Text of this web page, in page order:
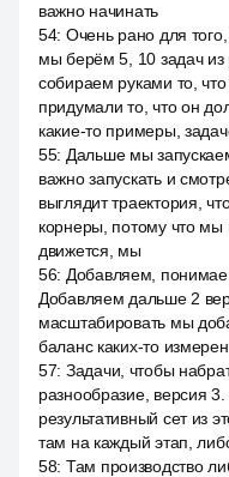
важно начинать
54: Очень рано для
мы берём 5, 10 задач из
собираем руками то,
придумали то, что он
какие-то примеры,
55: Дальше мы
важно запускать и
выглядит траектория,
корнеры, потому что мы
движется, мы
56: Добавляем,
Добавляем дальше 2
масштабировать мы
баланс каких-то
57: Задачи, чтобы
разнообразие, версия
результативный сет из
там на каждый этап,
58: Там производство